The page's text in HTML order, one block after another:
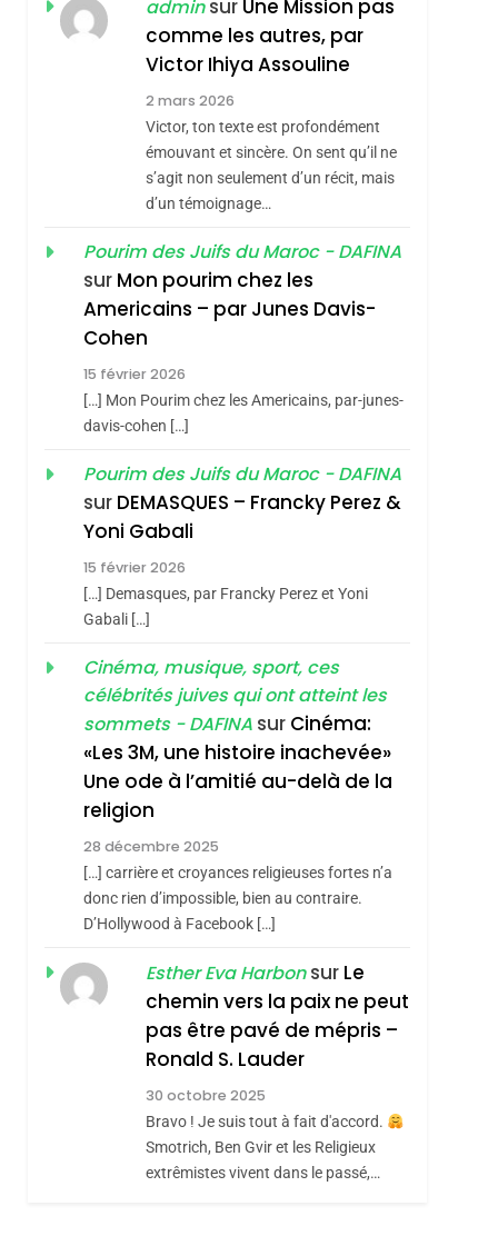
Maroc : Les Amandes
De Tafraout, Le Miel
De Tadla Azilal
Consacrés Produits
Du Terroir
DAFINA MAROC
Oeil Ravageur –
Vanessa De Loya
Stauber
CINEMA ISRAÉL
«Tu Dis Génocide, Je
Boy George
3
SOUVENIRS
4
Accords D’Isaac:
S’étendre À 13 Pays
2025, L’année La Plus
Meurtrière Selon Le
Rapport D’ADL
Contre
FRANCE ISRAÉL
6
RÉSILIENTE :
POURQUOI JE
REVENDIQUE MA
JUDAÏTE Par Thérèse
Zrihen-Dvir
ISRAÉL JUDAISME
CE QUI NOUS
MANQUE – Jacques
Hadida
JUDAISME
Maroc : Les Amandes
De Tafraout, Le Miel
De Tadla Azilal
Consacrés Produits
Du Terroir
DAFINA MAROC
adminsur Une Mission pas
comme les autres, par
Victor Ihiya Assouline
2 mars 2026
Victor, ton texte est profondément
émouvant et sincère. On sent qu’il ne
s’agit non seulement d’un récit, mais
d’un témoignage…
Pourim des Juifs du Maroc - DAFINA
sur Mon pourim chez les
Americains – par Junes Davis-
Cohen
15 février 2026
[…] Mon Pourim chez les Americains, par-junes-
davis-cohen […]
Pourim des Juifs du Maroc - DAFINA
sur DEMASQUES – Francky Perez &
Yoni Gabali
15 février 2026
[…] Demasques, par Francky Perez et Yoni
Gabali […]
Cinéma, musique, sport, ces
célébrités juives qui ont atteint les
sommets - DAFINA sur Cinéma:
«Les 3M, une histoire inachevée»
Une ode à l’amitié au-delà de la
religion
28 décembre 2025
[…] carrière et croyances religieuses fortes n’a
donc rien d’impossible, bien au contraire.
D’Hollywood à Facebook […]
Esther Eva Harbonsur Le
chemin vers la paix ne peut
pas être pavé de mépris –
Ronald S. Lauder
30 octobre 2025
Bravo ! Je suis tout à fait d'accord.
Smotrich, Ben Gvir et les Religieux
extrêmistes vivent dans le passé,…